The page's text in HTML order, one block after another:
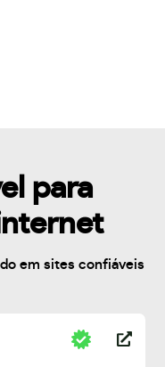
para
em sites confiáveis